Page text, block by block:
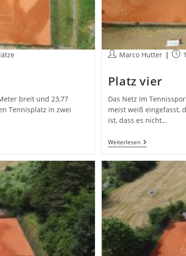
breit und 23,77
Tennisplatz in zwei
Beitrags-
Marco Hutter
Platz vier
Das Netz Im
meist weiß eingefasst,
ist, dass es nicht…
WeiterlesenPlatz
Vier